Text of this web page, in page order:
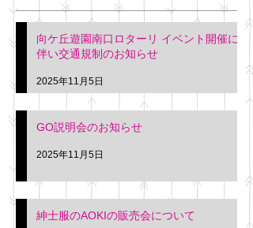
明日(11月6日)午後3時～5
階会議室にてGOの説明会
を行います。 神奈川個人
タクシー協同組合 専務 佐
久間
向ケ丘遊園南口ロターリ イベント開催に
伴い交通規制のお知らせ
2025年11月5日
GO説明会のお知らせ
2025年11月5日
紳士服のAOKIの販売会について